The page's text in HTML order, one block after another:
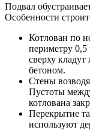
Подвал
Особенности
Котлован по
периметру
сверху
бетоном.
Стены
Пустоты
котлована
Перекрытие
используют